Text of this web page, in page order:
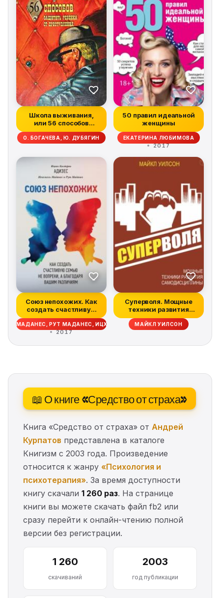
Школа выживания,
или 56 способов
защиты вашего реб...
О. БОГАЧЕВА, Ю. ДУБЯГИН
50 правил идеальной
женщины
ЕКАТЕРИНА ЛЮБИМОВА
2017
Союз непохожих. Как
создать счастливую
семью не во...
МАДАНЕС, РУТ МАДАНЕС, ИЦХАК АДИЗЕС
2017
Суперволя. Мощные
техники развития
самодисциплины
МАЙКЛ УИЛСОН
📖 О книге «Средство от страха»
Книга «Средство от страха» от Андрей
Курпатов представлена в каталоге
Книгизм с 2003 года. Произведение
относится к жанру «Психология и
психотерапия». За время доступности
книгу скачали 1 260 раз. На странице
книги вы можете скачать файл fb2 или
сразу перейти к онлайн-чтению полной
версии без регистрации.
1 260
скачиваний
2003
год публикации